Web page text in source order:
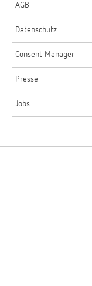
AGB
Datenschutz
Consent Manager
Presse
Jobs